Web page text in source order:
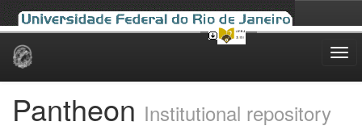
Skip
Pantheon Institutional repository